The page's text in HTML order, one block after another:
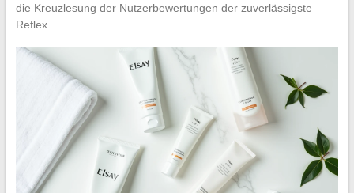
die Kreuzlesung der Nutzerbewertungen der zuverlässigste
Reflex.